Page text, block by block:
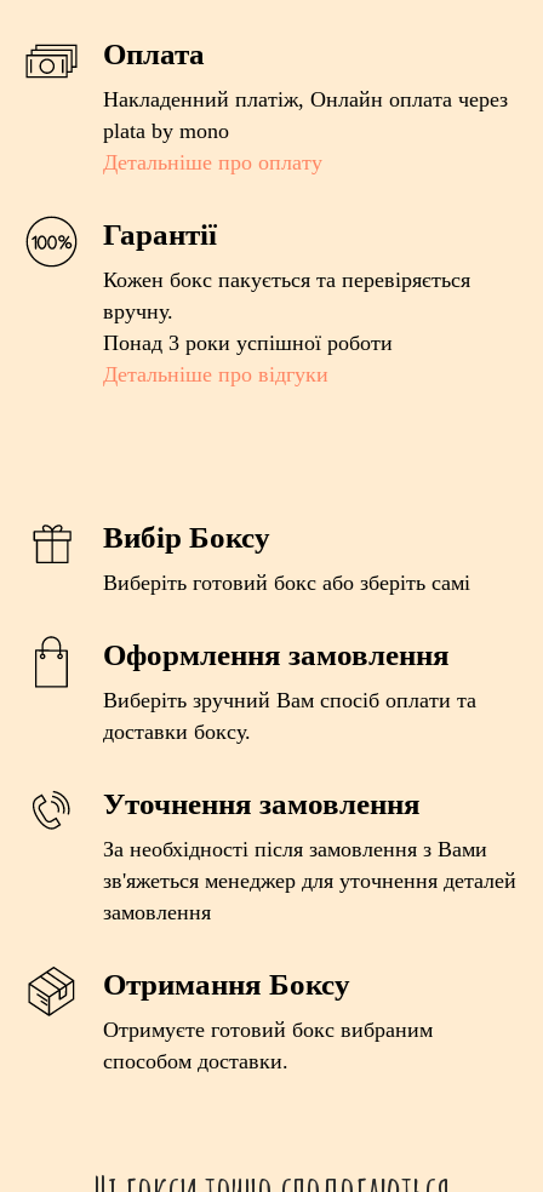
Оплата
Накладенний платіж, Онлайн оплата через
plata by mono
Детальніше про оплату
Гарантії
Кожен бокс пакується та перевіряється
вручну.
Понад 3 роки успішної роботи
Детальніше про відгуки
Вибір Боксу
Виберіть готовий бокс або зберіть самі
Оформлення замовлення
Виберіть зручний Вам спосіб оплати та
доставки боксу.
Уточнення замовлення
За необхідності після замовлення з Вами
зв'яжеться менеджер для уточнення деталей
замовлення
Отримання Боксу
Отримуєте готовий бокс вибраним
способом доставки.